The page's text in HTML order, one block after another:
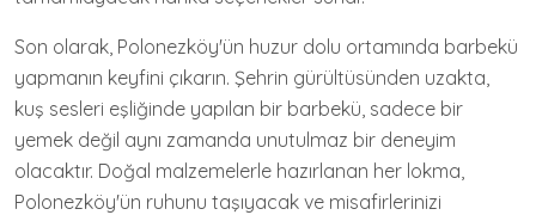
Son olarak, Polonezköy'ün huzur dolu ortamında barbekü
yapmanın keyfini çıkarın. Şehrin gürültüsünden uzakta,
kuş sesleri eşliğinde yapılan bir barbekü, sadece bir
yemek değil aynı zamanda unutulmaz bir deneyim
olacaktır. Doğal malzemelerle hazırlanan her lokma,
Polonezköy'ün ruhunu taşıyacak ve misafirlerinizi